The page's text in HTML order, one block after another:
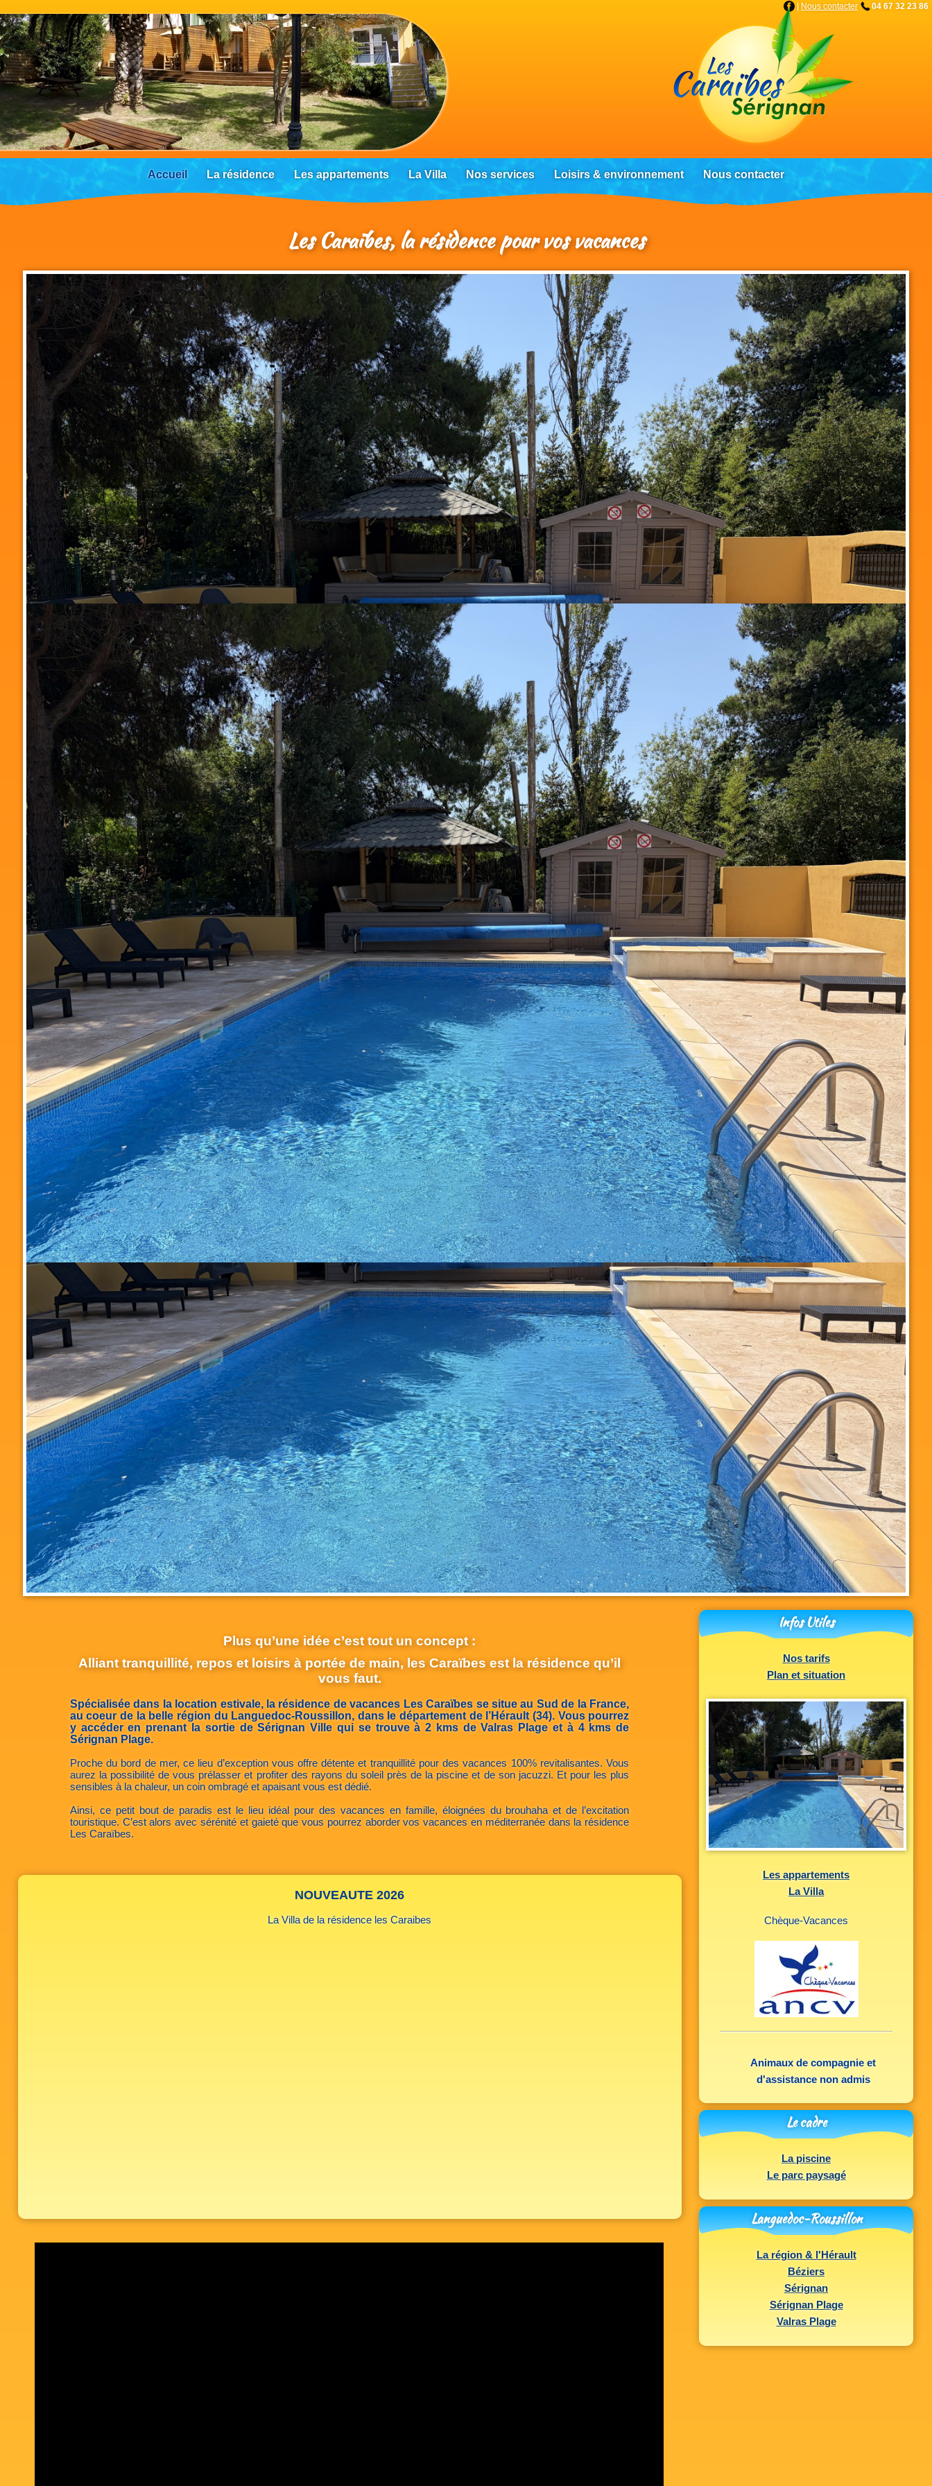
Nous contacter 04 67 32 23 86
Accueil La résidence Les appartements La Villa Nos services Loisirs & environnement Nous contacter
Les Caraïbes, la résidence pour vos vacances
Plus qu’une idée c’est tout un concept :
Alliant tranquillité, repos et loisirs à portée de main, les Caraïbes est la résidence qu’il
vous faut.
Spécialisée dans la location estivale, la résidence de vacances Les Caraïbes se situe au Sud de la France,
au coeur de la belle région du Languedoc-Roussillon, dans le département de l’Hérault (34). Vous pourrez
y accéder en prenant la sortie de Sérignan Ville qui se trouve à 2 kms de Valras Plage et à 4 kms de
Sérignan Plage.
Proche du bord de mer, ce lieu d’exception vous offre détente et tranquillité pour des vacances 100% revitalisantes. Vous
aurez la possibilité de vous prélasser et profiter des rayons du soleil près de la piscine et de son jacuzzi. Et pour les plus
sensibles à la chaleur, un coin ombragé et apaisant vous est dédié.
Ainsi, ce petit bout de paradis est le lieu idéal pour des vacances en famille, éloignées du brouhaha et de l’excitation
touristique. C’est alors avec sérénité et gaieté que vous pourrez aborder vos vacances en méditerranée dans la résidence
Les Caraïbes.
NOUVEAUTE 2026
La Villa de la résidence les Caraibes
Infos Utiles
Nos tarifs
Plan et situation
Les appartements
La Villa
Chèque-Vacances
Animaux de compagnie et
d'assistance non admis
Le cadre
La piscine
Le parc paysagé
Languedoc-Roussillon
La région & l'Hérault
Béziers
Sérignan
Sérignan Plage
Valras Plage